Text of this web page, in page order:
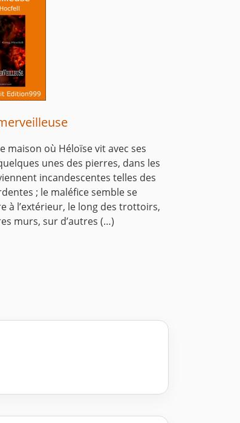
maison où Héloïse vit avec ses
unes des pierres, dans les
incandescentes telles des
; le maléfice semble se
à l’extérieur, le long des trottoirs,
murs, sur d’autres (…)